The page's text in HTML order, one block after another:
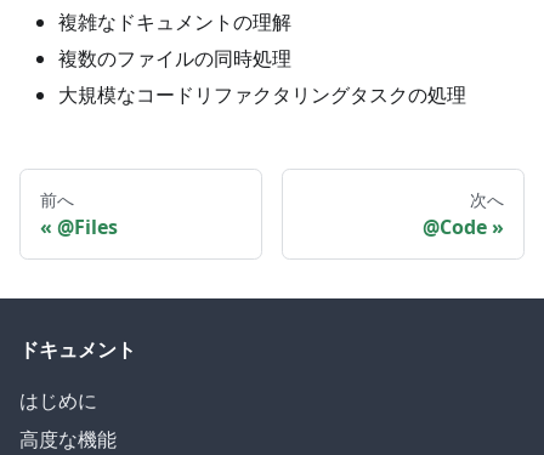
複雑なドキュメントの理解
複数のファイルの同時処理
大規模なコードリファクタリングタスクの処理
前へ
@Files
次へ
@Code
ドキュメント
はじめに
高度な機能